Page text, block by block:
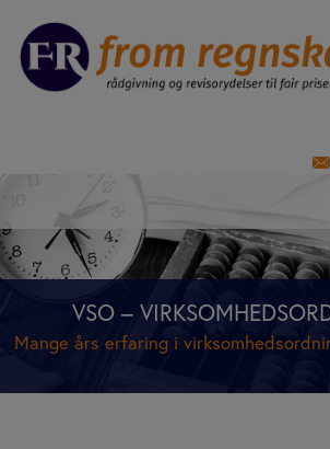
indholdet
VSO –
Mange års erfaring i